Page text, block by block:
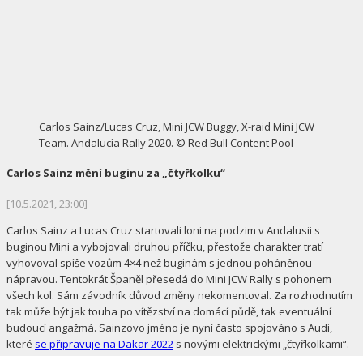
Carlos Sainz/Lucas Cruz, Mini JCW Buggy, X-raid Mini JCW
Team. Andalucía Rally 2020. © Red Bull Content Pool
Carlos Sainz mění buginu za „čtyřkolku“
[10.5.2021, 23:00]
Carlos Sainz a Lucas Cruz startovali loni na podzim v Andalusii s
buginou Mini a vybojovali druhou příčku, přestože charakter tratí
vyhovoval spíše vozům 4×4 než buginám s jednou poháněnou
nápravou. Tentokrát Španěl přesedá do Mini JCW Rally s pohonem
všech kol. Sám závodník důvod změny nekomentoval. Za rozhodnutím
tak může být jak touha po vítězství na domácí půdě, tak eventuální
budoucí angažmá. Sainzovo jméno je nyní často spojováno s Audi,
které se připravuje na Dakar 2022 s novými elektrickými „čtyřkolkami“.